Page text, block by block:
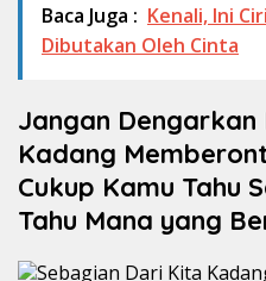
Baca Juga : Kenali, Ini
Dibutakan Oleh Cinta
Jangan Dengarkan
Kadang
Cukup Kamu Tahu
Tahu Mana yang